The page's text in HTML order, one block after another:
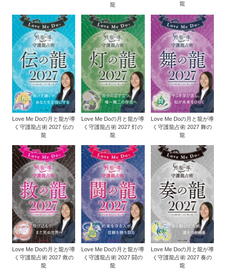
龍
龍
Love Me Doの月と龍が導
く守護龍占術 2027 伝の
龍
Love Me Doの月と龍が導
く守護龍占術 2027 灯の
龍
Love Me Doの月と龍が導
く守護龍占術 2027 舞の
龍
Love Me Doの月と龍が導
く守護龍占術 2027 救の
龍
Love Me Doの月と龍が導
く守護龍占術 2027 闘の
龍
Love Me Doの月と龍が導
く守護龍占術 2027 奏の
龍